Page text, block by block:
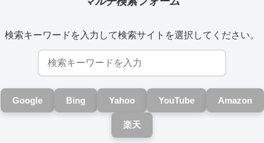
検索キーワードを入力して検索サイトを選択してください。
Google Bing Yahoo YouTube Amazon
楽天